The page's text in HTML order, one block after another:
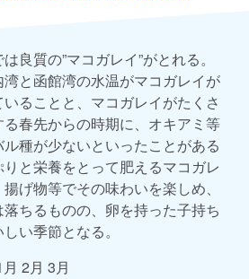
良質の”マコガレイ”がとれる。
と函館湾の水温がマコガレイが
ることと、マコガレイがたくさ
春先からの時期に、オキアミ等
種が少ないといったことがある
と栄養をとって肥えるマコガレ
げ物等でその味わいを楽しめ、
ちるものの、卵を持った子持ち
い季節となる。
2月 3月